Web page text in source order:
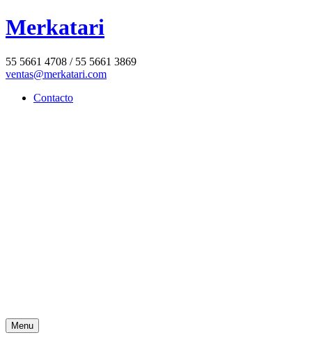
Merkatari
55 5661 4708 / 55 5661 3869
ventas@merkatari.com
Contacto
Menu